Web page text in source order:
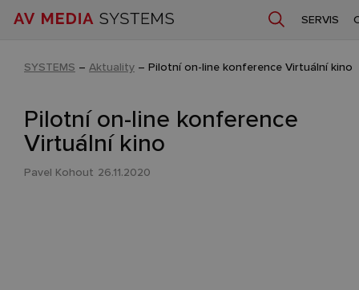
SERVIS
SYSTEMS – Aktuality – Pilotní on-line konference Virtuální kino
Pilotní on-line konference
Virtuální kino
Pavel Kohout 26.11.2020